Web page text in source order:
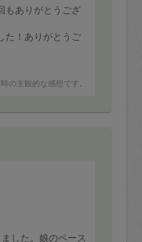
もありがとうござ
た！ありがとうご
の主観的な感想です。
した。娘のペース